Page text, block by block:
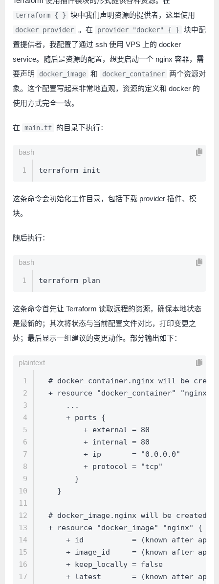
terraform { } 块中我们声明资源的提供者，这里使用
docker provider 。在 provider "docker" { }
块中配
置提供者，我配置了通过 ssh 使用 VPS 上的 docker
service。随后是资源的配置，想要启动一个 nginx 容器，需
要声明
docker_image 和 docker_container
两个资源对
象。这个配置写起来非常地直观，资源的定义和 docker 的
使用方式完全一致。
在 main.tf 的目录下执行：
bash
1 terraform init
这条命令会初始化工作目录，包括下载 provider 插件、模
块。
随后执行：
bash
1 terraform plan
这条命令首先让 Terraform 读取远程的资源，确保本地状态
是最新的；其次将状态与当前配置文件对比，打印变更之
处；最后显示一组建议的变更动作。部分输出如下：
plaintext
1
2
3
4
5
6
7
8
9
10
11
12
13
14
15
16
17
# docker_container.nginx will be
+ resource "docker_container" "nginx"
      ...
      + ports {
          + external = 80
          + internal = 80
          + ip       = "0.0.0.0"
          + protocol = "tcp"
        }
    }
  # docker_image.nginx will be created
  + resource "docker_image" "nginx" {
+ id           = (known after
+ image_id     = (known after
      + keep_locally = false
+ latest       = (known after